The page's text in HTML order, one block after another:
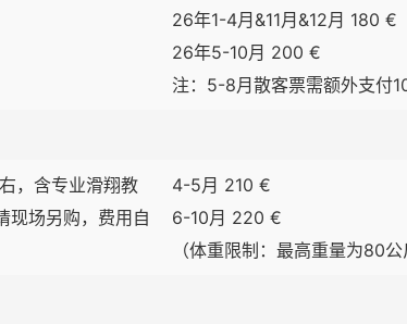
26年1-4月&11月&12月 180 €
26年5-10月 200 €
注：5-8月散客票需额外支付
，含专业滑翔教
现场另购，费用自
4-5月 210 €
6-10月 220 €
（体重限制：最高重量为80